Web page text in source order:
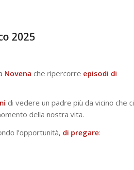
2025
Novena che ripercorre episodi di
di vedere un padre più da vicino che ci
della nostra vita.
l’opportunità, di pregare: